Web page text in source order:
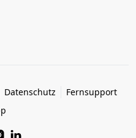
Datenschutz
Fernsupport